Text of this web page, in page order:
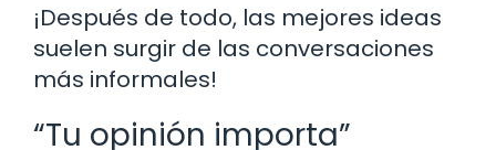
¡Después de todo, las mejores ideas
suelen surgir de las conversaciones
más informales!
“Tu opinión importa”